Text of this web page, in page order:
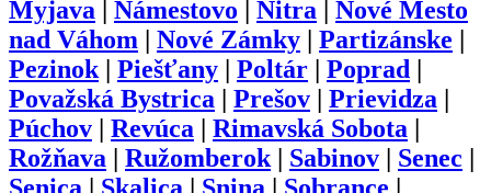
Myjava | Námestovo | Nitra | Nové Mesto
nad Váhom | Nové Zámky | Partizánske |
Pezinok | Piešťany | Poltár | Poprad |
Považská Bystrica | Prešov | Prievidza |
Púchov | Revúca | Rimavská Sobota |
Rožňava | Ružomberok | Sabinov | Senec |